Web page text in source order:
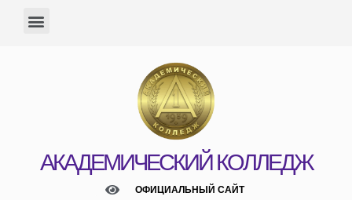
АКАДЕМИЧЕСКИЙ КОЛЛЕДЖ
ОФИЦИАЛЬНЫЙ САЙТ